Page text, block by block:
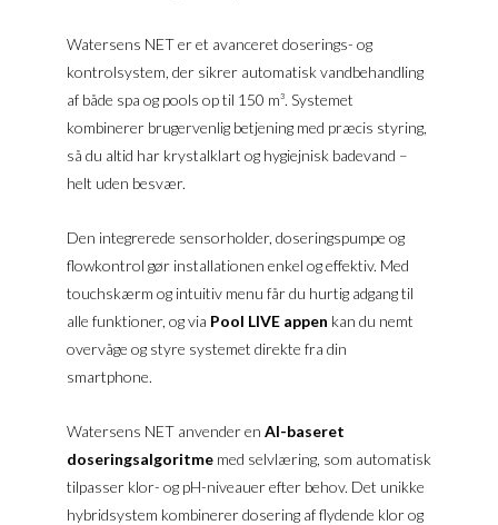
Watersens NET er et avanceret doserings- og
kontrolsystem, der sikrer automatisk vandbehandling
af både spa og pools op til 150 m³. Systemet
kombinerer brugervenlig betjening med præcis styring,
så du altid har krystalklart og hygiejnisk badevand –
helt uden besvær.
Den integrerede sensorholder, doseringspumpe og
flowkontrol gør installationen enkel og effektiv. Med
touchskærm og intuitiv menu får du hurtig adgang til
alle funktioner, og via Pool LIVE appen kan du nemt
overvåge og styre systemet direkte fra din
smartphone.
Watersens NET anvender en AI-baseret
doseringsalgoritme med selvlæring, som automatisk
tilpasser klor- og pH-niveauer efter behov. Det unikke
hybridsystem kombinerer dosering af flydende klor og